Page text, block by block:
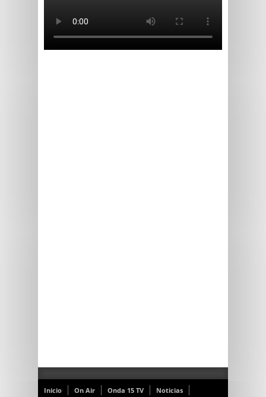
Inicio On Air Onda 15 TV Noticias